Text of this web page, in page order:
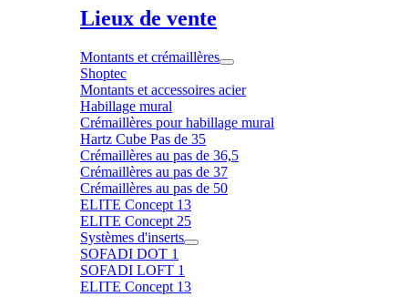
Lieux de vente
Montants et crémaillères
Shoptec
Montants et accessoires acier
Habillage mural
Crémaillères pour habillage mural
Hartz Cube Pas de 35
Crémaillères au pas de 36,5
Crémaillères au pas de 37
Crémaillères au pas de 50
ELITE Concept 13
ELITE Concept 25
Systèmes d'inserts
SOFADI DOT 1
SOFADI LOFT 1
ELITE Concept 13